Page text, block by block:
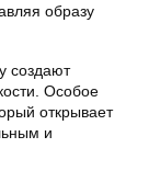
образу
создают
Особое
открывает
и